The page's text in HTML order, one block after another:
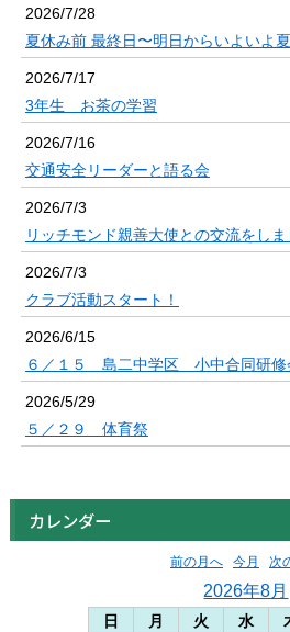
2026/7/28
夏休み前 最終日〜明日からいよいよ
2026/7/17
3年生 お茶の学習
2026/7/16
交通安全リーダーと語る会
2026/7/3
リッチモンド親善大使との交流をしま
2026/7/3
クラブ活動スタート！
2026/6/15
６／１５ 島二中学区 小中合同研
2026/5/29
５／２９ 体育祭
カレンダー
前の月へ 今月 次
2026年8月
日 月 火 水